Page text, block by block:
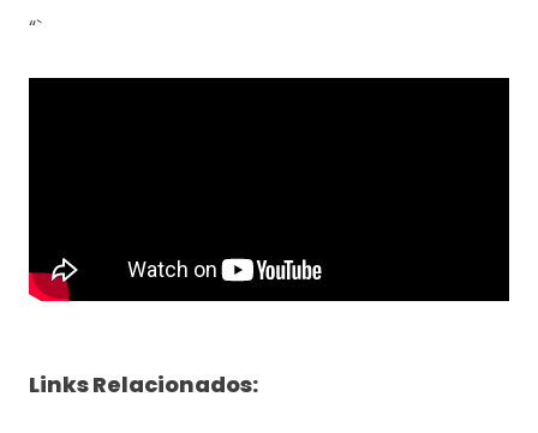
“`
Links Relacionados: